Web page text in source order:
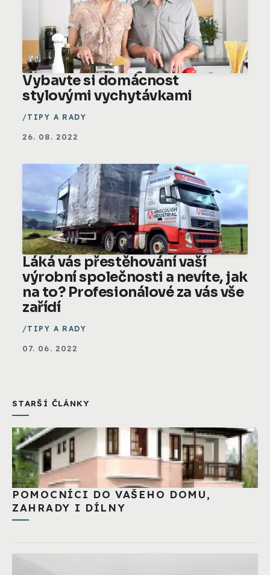
Vybavte si domácnost
stylovými vychytávkami
TIPY A RADY
26. 08. 2022
Láká vás přestěhování vaší
výrobní společnosti a nevíte, jak
na to? Profesionálové za vás vše
zařídí
TIPY A RADY
07. 06. 2022
STARŠÍ ČLÁNKY
POMOCNÍCI DO VAŠEHO DOMU,
ZAHRADY I DÍLNY